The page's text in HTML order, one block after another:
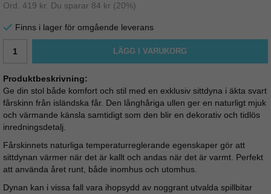
Ord. 419 kr . Du sparar 84 kr (20%)
Finns i lager för omgående leverans
LÄGG I VARUKORG
Produktbeskrivning:
Ge din stol både komfort och stil med en exklusiv sittdyna i äkta svart
fårskinn från isländska får. Den långhåriga ullen ger en naturligt mjuk
och värmande känsla samtidigt som den blir en dekorativ och tidlös
inredningsdetalj.
Fårskinnets naturliga temperaturreglerande egenskaper gör att
sittdynan värmer när det är kallt och andas när det är varmt. Perfekt
att använda året runt, både inomhus och utomhus.
Dynan kan i vissa fall vara ihopsydd av noggrant utvalda spillbitar